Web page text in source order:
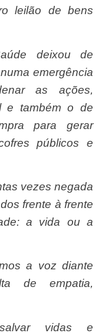
leilão de bens
emergência
as ações,
e também o de
para gerar
públicos e
frente à frente
a vida ou a
de empatia,